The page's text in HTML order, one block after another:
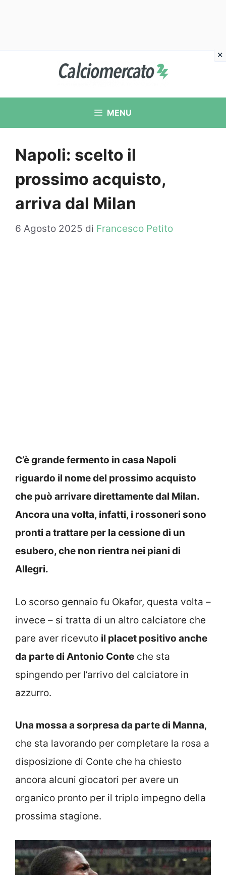
contenuto
MENU
Napoli: scelto il
prossimo acquisto,
arriva dal Milan
6 Agosto 2025 di Francesco Petito
C’è grande fermento in casa Napoli
riguardo il nome del prossimo acquisto
che può arrivare direttamente dal Milan.
Ancora una volta, infatti, i rossoneri sono
pronti a trattare per la cessione di un
esubero, che non rientra nei piani di
Allegri.
Lo scorso gennaio fu Okafor, questa volta –
invece – si tratta di un altro calciatore che
pare aver ricevuto il placet positivo anche
da parte di Antonio Conte che sta
spingendo per l’arrivo del calciatore in
azzurro.
Una mossa a sorpresa da parte di Manna,
che sta lavorando per completare la rosa a
disposizione di Conte che ha chiesto
ancora alcuni giocatori per avere un
organico pronto per il triplo impegno della
prossima stagione.